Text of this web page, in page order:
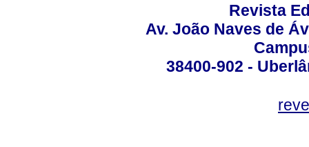
Revista
Av. João Naves de
38400-902 -